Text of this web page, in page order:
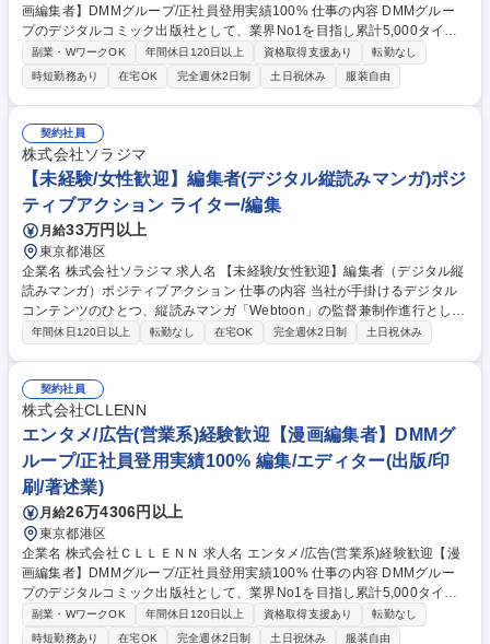
画編集者】DMMグループ/正社員登用実績100% 仕事の内容 DMMグルー
プのデジタルコミック出版社として、業界No1を目指し累計5,000タイト
ル以上の作品を世に送り出している当社の漫画編集者を募集いたします。
世を席巻する漫画を生み出すやりがいがございます。 ■配信用オリジナル
コミックの制作 ■クリエイター（漫画家、原作者）とのスケジュール調整
■クリエイター（漫画家、原作者）のスカウト■掲載コミック企画の立案 ■
企画の方針や構成などの検討 ■配信データ入稿の補助 ■作品のデータ整理
■市場調査 ■SNS運用 ■販促資料の作成 ※男性向け/女性向け/TLなどご関
心のある業務に従事いただけるポジションをご提供します 募集職種 人材/
広告/不動産/金融経験歓迎【漫画編集者】DMMグループ/正社員登用実績1
00%
副業・WワークOK 年間休日120日以上 資格取得支援あり
転勤なし
時短勤務あり
在宅OK 完全週休2日制 土日祝休み 服装自由
契約社員
株式会社ソラジマ
【未経験/女性歓迎】編集者(デジタル縦読みマンガ)ポジ
ティブアクション ライター/編集
月給33万円以上
東京都港区
企業名 株式会社ソラジマ 求人名 【未経験/女性歓迎】編集者（デジタル縦
読みマンガ）ポジティブアクション 仕事の内容 当社が手掛けるデジタル
コンテンツのひとつ、縦読みマンガ「Webtoon」の監督兼制作進行として
チームを率いて熱狂的な大ヒット漫画を生み出す仕事です。女性歓迎です
ジュアル作成 ■制作ディレクション：制作工程の管理(脚本/ネーム/人物線
画/人物着彩/背景/仕上げ)をクリエイターと実施 ■チームメンバーマネジメ
ント：制作チームの管理 ■分析、次の作品へ：納品した作品がどの層にヒ
ットしたか等を分析し、新たなヒット作品を生み出すために上記の流れを
繰り返します 募集職種 【未経験/女性歓迎】編集者（デジタル縦読みマン
ガ）ポジティブアクション
年間休日120日以上 転勤なし 在宅OK 完全週休2日制 土日祝休み
契約社員
株式会社CLLENN
エンタメ/広告(営業系)経験歓迎【漫画編集者】DMMグ
ループ/正社員登用実績100% 編集/エディター(出版/印
刷/著述業)
月給26万4306円以上
東京都港区
企業名 株式会社ＣＬＬＥＮＮ 求人名 エンタメ/広告(営業系)経験歓迎【漫
画編集者】DMMグループ/正社員登用実績100% 仕事の内容 DMMグルー
プのデジタルコミック出版社として、業界No1を目指し累計5,000タイト
ル以上の作品を世に送り出している当社の漫画編集者を募集いたします。
世を席巻する漫画を生み出すやりがいがございます。 ■配信用オリジナル
副業・WワークOK 年間休日120日以上 資格取得支援あり
転勤なし
時短勤務あり
在宅OK 完全週休2日制 土日祝休み 服装自由